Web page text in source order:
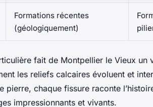
Formations récentes
(géologiquement)
fait de Montpellier le Vieux un
les reliefs calcaires évoluent et
pierre, chaque fissure raconte
impressionnants et vivants.